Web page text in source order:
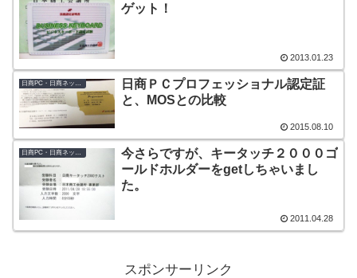
ゲット！
2013.01.23
日商PC・日商ネット検定
日商ＰＣプロフェッショナル認定証
と、MOSとの比較
2015.08.10
今さらですが、キータッチ２０００ゴ
ールドホルダーをgetしちゃいまし
た。
2011.04.28
スポンサーリンク